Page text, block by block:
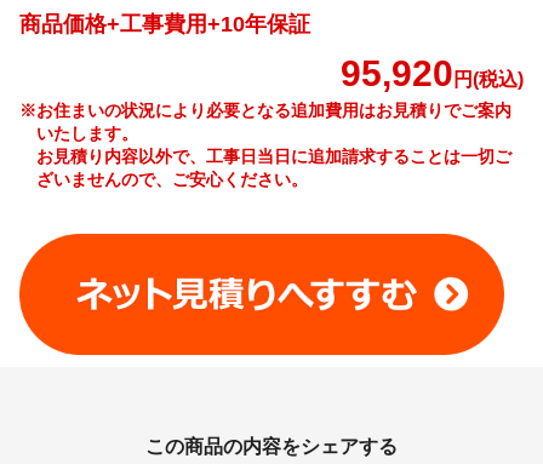
商品価格+工事費用+10年保証
95,920 円(税込)
※お住まいの状況により必要となる追加費用はお見積りでご案内
いたします。
お見積り内容以外で、工事日当日に追加請求することは一切ご
ざいませんので、ご安心ください。
この商品の内容をシェアする